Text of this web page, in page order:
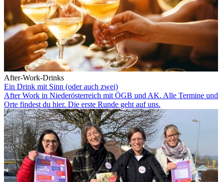
After-Work-Drinks
Ein Drink mit Sinn (oder auch zwei)
After Work in Niederösterreich mit ÖGB und AK. Alle Termine und
Orte findest du hier. Die erste Runde geht auf uns.